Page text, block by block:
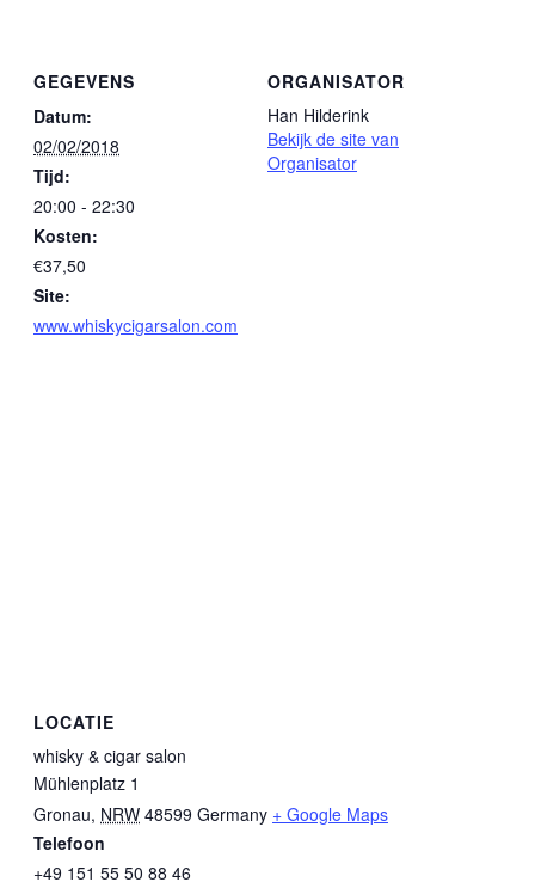
GEGEVENS
Datum:
02/02/2018
Tijd:
20:00 - 22:30
Kosten:
€37,50
Site:
www.whiskycigarsalon.com
ORGANISATOR
Han Hilderink
Bekijk de site van
Organisator
LOCATIE
whisky & cigar salon
Mühlenplatz 1
Gronau, NRW 48599 Germany + Google Maps
Telefoon
+49 151 55 50 88 46